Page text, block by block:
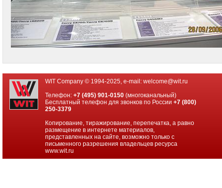
WIT Company © 1994-2025, e-mail: welcome@wit.ru
Телефон:+7 (495) 901-0150 (многоканальный)
Бесплатный телефон для звонков по России+7 (800)
250-3379
Копирование, тиражирование, перепечатка, а равно
размещение в интернете материалов,
представленных на сайте, возможно только с
письменного разрешения владельцев ресурса
www.wit.ru